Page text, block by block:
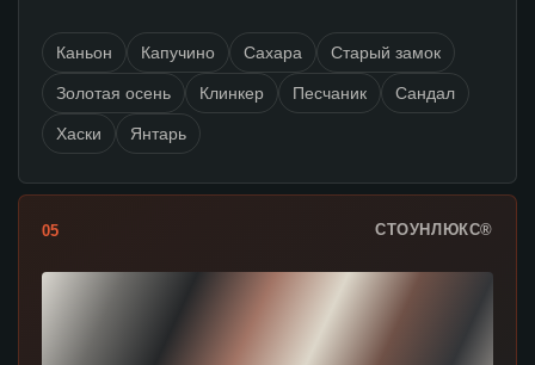
Каньон Капучино Сахара Старый замок
Золотая осень Клинкер Песчаник Сандал
Хаски Янтарь
05 СТОУНЛЮКС®